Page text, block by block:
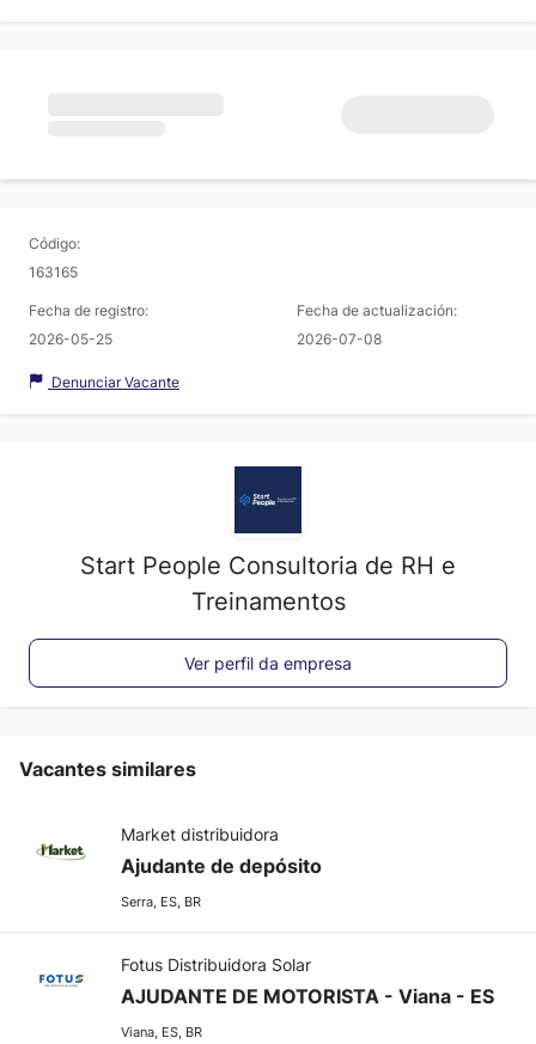
Código:
163165
Fecha de registro:
2026-05-25
Fecha de actualización:
2026-07-08
Denunciar Vacante
Start People Consultoria de RH e
Treinamentos
Ver perfil da empresa
Vacantes similares
Market distribuidora
Ajudante de depósito
Serra, ES, BR
Fotus Distribuidora Solar
AJUDANTE DE MOTORISTA - Viana - ES
Viana, ES, BR